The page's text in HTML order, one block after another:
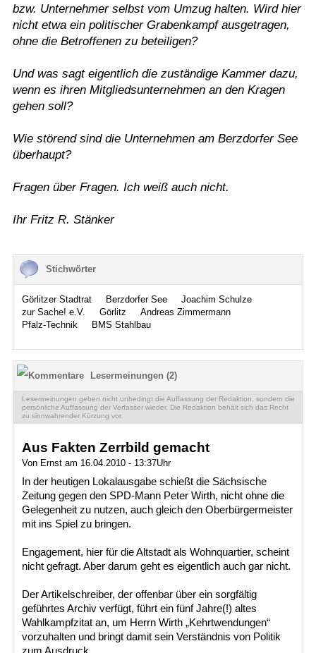
bzw. Unternehmer selbst vom Umzug halten. Wird hier
nicht etwa ein politischer Grabenkampf ausgetragen,
ohne die Betroffenen zu beteiligen?
Und was sagt eigentlich die zuständige Kammer dazu,
wenn es ihren Mitgliedsunternehmen an den Kragen
gehen soll?
Wie störend sind die Unternehmen am Berzdorfer See
überhaupt?
Fragen über Fragen. Ich weiß auch nicht.
Ihr Fritz R. Stänker
Stichwörter
Görlitzer Stadtrat Berzdorfer See
Joachim Schulze
zur Sache! e.V.
Görlitz
Andreas Zimmermann
Pfalz-Technik
BMS Stahlbau
Lesermeinungen (2)
Lesermeinungen geben nicht unbedingt die Auffassung der Redaktion, sondern die
persönliche Auffassung der Verfasser wieder. Die Redaktion behält sich das Recht
zu sinnwahrender Kürzung vor.
Aus Fakten Zerrbild gemacht
Von Ernst am 16.04.2010 - 13:37Uhr
In der heutigen Lokalausgabe schießt die Sächsische
Zeitung gegen den SPD-Mann Peter Wirth, nicht ohne die
Gelegenheit zu nutzen, auch gleich den Oberbürgermeister
mit ins Spiel zu bringen.
Engagement, hier für die Altstadt als Wohnquartier, scheint
nicht gefragt. Aber darum geht es eigentlich auch gar nicht.
Der Artikelschreiber, der offenbar über ein sorgfältig
geführtes Archiv verfügt, führt ein fünf Jahre(!) altes
Wahlkampfzitat an, um Herrn Wirth „Kehrtwendungen“
vorzuhalten und bringt damit sein Verständnis von Politik
zum Ausdruck.